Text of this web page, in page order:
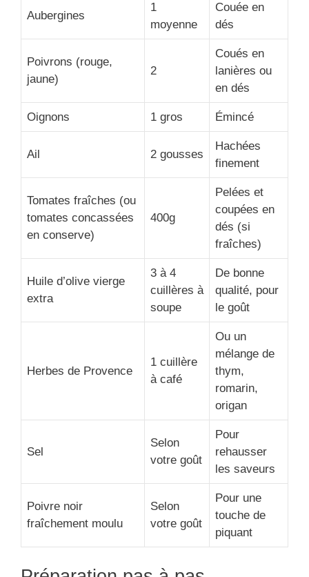
Aubergines
1
moyenne
Couée en
dés
Poivrons (rouge,
jaune)
2
Coués en
lanières ou
en dés
Oignons 1 gros Émincé
Ail 2 gousses
Hachées
finement
Tomates fraîches (ou
tomates concassées
en conserve)
400g
Pelées et
coupées en
dés (si
fraîches)
Huile d’olive vierge
extra
3 à 4
cuillères à
soupe
De bonne
qualité, pour
le goût
Herbes de Provence
1 cuillère
à café
Ou un
mélange de
thym,
romarin,
origan
Sel
Selon
votre goût
Pour
rehausser
les saveurs
Poivre noir
fraîchement moulu
Selon
votre goût
Pour une
touche de
piquant